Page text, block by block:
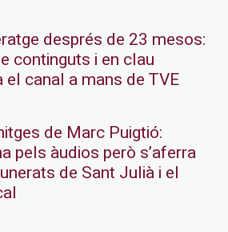
després de 23 mesos:
continguts i en clau
el canal a mans de TVE
de Marc Puigtió:
pels àudios però s’aferra
de Sant Julià i el